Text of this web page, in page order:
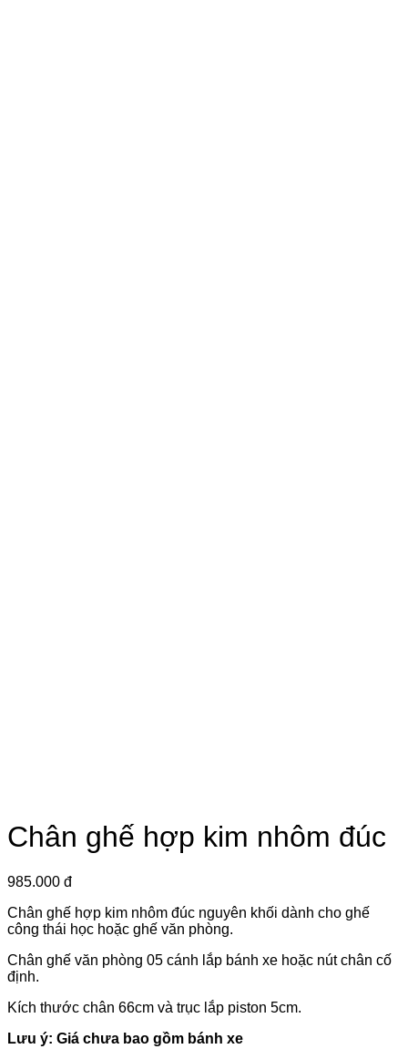
Chân ghế hợp kim nhôm đúc
985.000 đ
Chân ghế hợp kim nhôm đúc nguyên khối dành cho ghế
công thái học hoặc ghế văn phòng.
Chân ghế văn phòng 05 cánh lắp bánh xe hoặc nút chân cố
định.
Kích thước chân 66cm và trục lắp piston 5cm.
Lưu ý: Giá chưa bao gồm bánh xe